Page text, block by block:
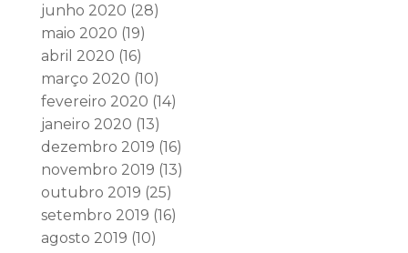
junho 2020 (28)
maio 2020 (19)
abril 2020 (16)
março 2020 (10)
fevereiro 2020 (14)
janeiro 2020 (13)
dezembro 2019 (16)
novembro 2019 (13)
outubro 2019 (25)
setembro 2019 (16)
agosto 2019 (10)